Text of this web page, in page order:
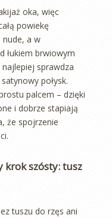
oka, więc
powiekę
a w
łukiem brwiowym
sprawdza
połysk.
palcem – dzięki
i dobrze stapiają
że spojrzenie
krok szósty: tusz
tuszu do rzęs ani